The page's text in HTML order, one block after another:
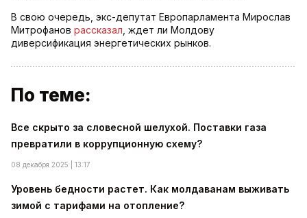
В свою очередь, экс-депутат Европарламента Мирослав
Митрофанов рассказал , ждет ли Молдову
диверсификация энергетических рынков.
По теме:
Все скрыто за словесной шелухой. Поставки газа
превратили в коррупционную схему?
08 декабря 2025 | 13:17
Уровень бедности растет. Как молдаванам выживать
зимой с тарифами на отопление?